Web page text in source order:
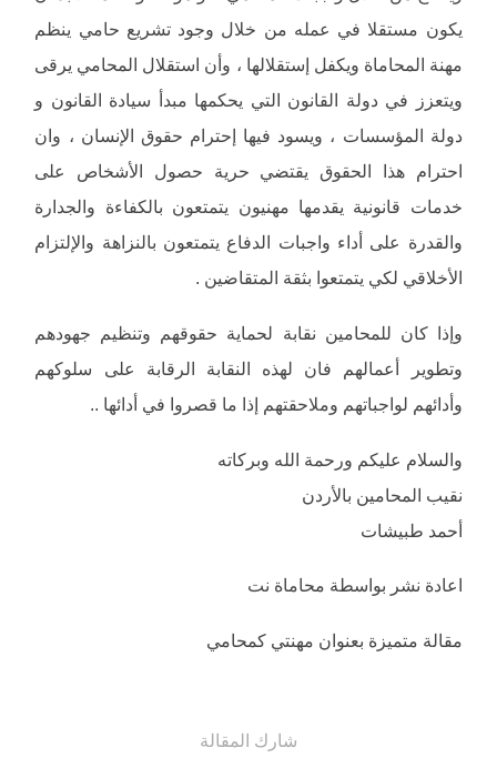
يكون مستقلا في عمله من خلال وجود تشريع حامي ينظم
مهنة المحاماة ويكفل إستقلالها ، وأن استقلال المحامي يرقى
ويتعزز في دولة القانون التي يحكمها مبدأ سيادة القانون و
دولة المؤسسات ، ويسود فيها إحترام حقوق الإنسان ، وان
احترام هذا الحقوق يقتضي حرية حصول الأشخاص على
خدمات قانونية يقدمها مهنيون يتمتعون بالكفاءة والجدارة
والقدرة على أداء واجبات الدفاع يتمتعون بالنزاهة والإلتزام
الأخلاقي لكي يتمتعوا بثقة المتقاضين .
وإذا كان للمحامين نقابة لحماية حقوقهم وتنظيم جهودهم
وتطوير أعمالهم فان لهذه النقابة الرقابة على سلوكهم
وأدائهم لواجباتهم وملاحقتهم إذا ما قصروا في أدائها ..
والسلام عليكم ورحمة الله وبركاته
نقيب المحامين بالأردن
أحمد طبيشات
اعادة نشر بواسطة محاماة نت
مقالة متميزة بعنوان مهنتي كمحامي
شارك المقالة